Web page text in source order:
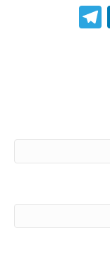
LinkedIn